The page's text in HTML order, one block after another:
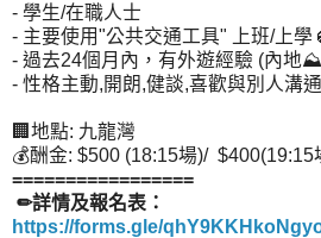
- 學生/在職人士
- 主要使用"公共交通工具" 上班/上
- 過去24個月內，有外遊經驗 (內地
- 性格主動,開朗,健談,喜歡與別人溝
🏢地點: 九龍灣
💰酬金: $500 (18:15場)/ $400(19:15
=================
✏詳情及報名表：
https://forms.gle/